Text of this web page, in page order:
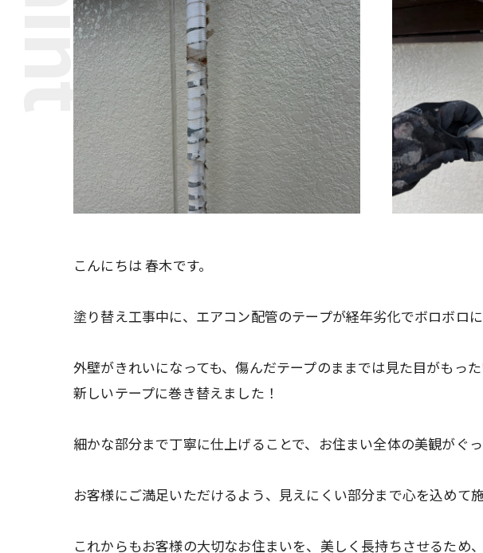
こんにちは 春木です。
塗り替え工事中に、エアコン配管のテープが経年劣化でボロボロ
外壁がきれいになっても、傷んだテープのままでは見た目がもった
新しいテープに巻き替えました！
細かな部分まで丁寧に仕上げることで、お住まい全体の美観がぐ
お客様にご満足いただけるよう、見えにくい部分まで心を込めて施
これからもお客様の大切なお住まいを、美しく長持ちさせるため、